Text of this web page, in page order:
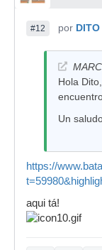
#12 por DITO
Hola
Un
https://
aqui tá!